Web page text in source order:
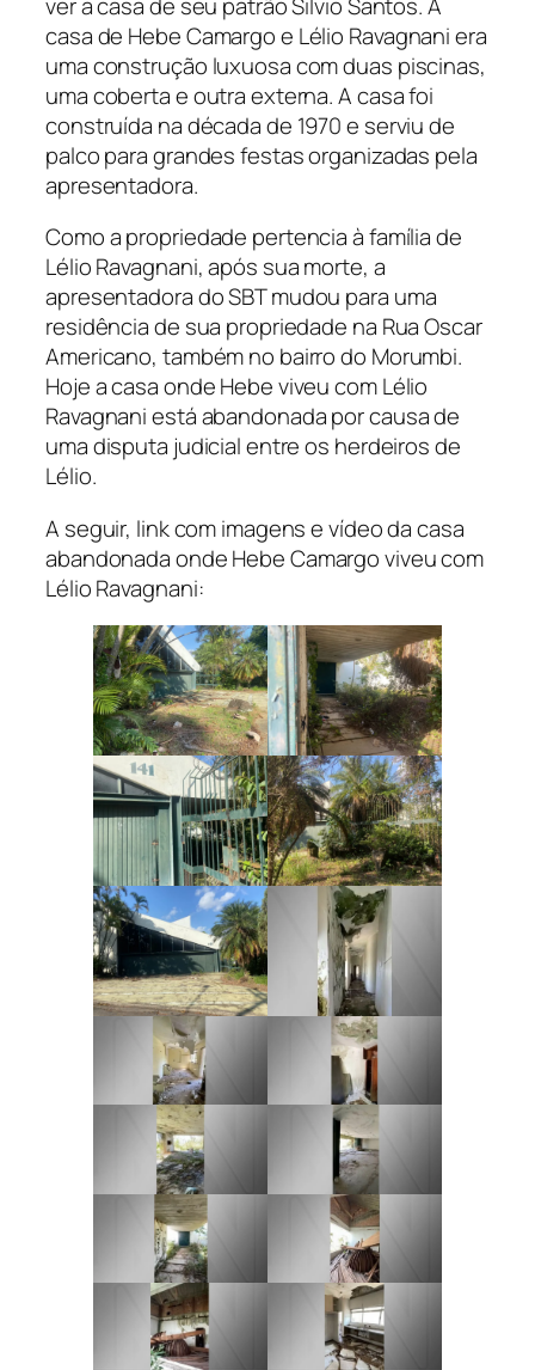
casa de Hebe Camargo e Lélio Ravagnani era
uma construção luxuosa com duas piscinas,
uma coberta e outra externa. A casa foi
construída na década de 1970 e serviu de
palco para grandes festas organizadas pela
apresentadora.
Como a propriedade pertencia à família de
Lélio Ravagnani, após sua morte, a
apresentadora do SBT mudou para uma
residência de sua propriedade na Rua Oscar
Americano, também no bairro do Morumbi.
Hoje a casa onde Hebe viveu com Lélio
Ravagnani está abandonada por causa de
uma disputa judicial entre os herdeiros de
Lélio.
A seguir, link com imagens e vídeo da casa
abandonada onde Hebe Camargo viveu com
Lélio Ravagnani: